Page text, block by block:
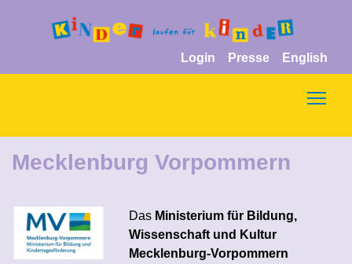
Login Presse English
Mecklenburg Vorpommern
Das Ministerium für Bildung,
Wissenschaft und Kultur
Mecklenburg-Vorpommern